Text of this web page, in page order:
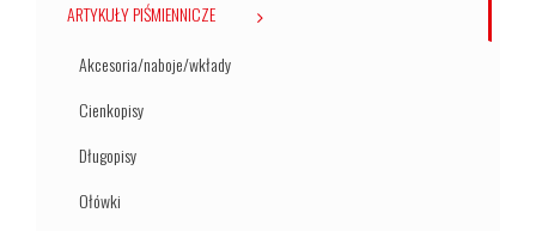
ARTYKUŁY PIŚMIENNICZE
Akcesoria/naboje/wkłady
Cienkopisy
Długopisy
Ołówki